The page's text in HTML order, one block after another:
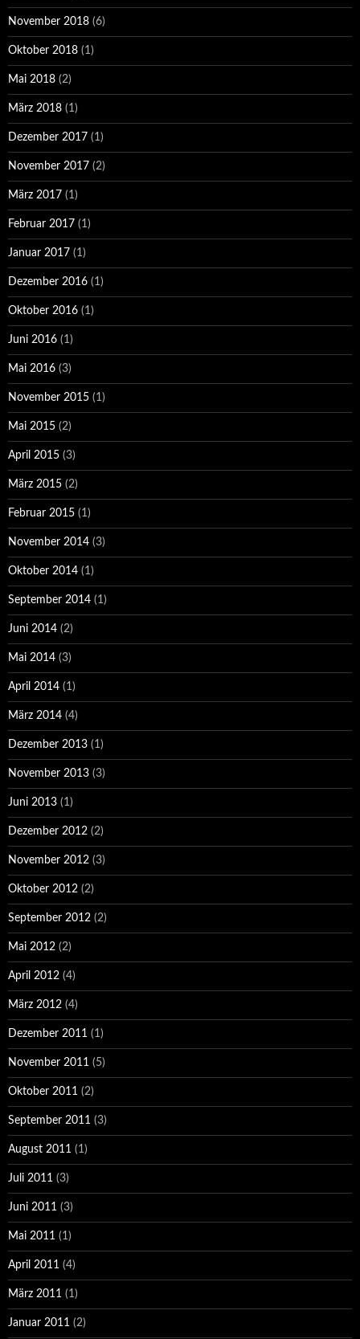
November 2018 (6)
Oktober 2018 (1)
Mai 2018 (2)
März 2018 (1)
Dezember 2017 (1)
November 2017 (2)
März 2017 (1)
Februar 2017 (1)
Januar 2017 (1)
Dezember 2016 (1)
Oktober 2016 (1)
Juni 2016 (1)
Mai 2016 (3)
November 2015 (1)
Mai 2015 (2)
April 2015 (3)
März 2015 (2)
Februar 2015 (1)
November 2014 (3)
Oktober 2014 (1)
September 2014 (1)
Juni 2014 (2)
Mai 2014 (3)
April 2014 (1)
März 2014 (4)
Dezember 2013 (1)
November 2013 (3)
Juni 2013 (1)
Dezember 2012 (2)
November 2012 (3)
Oktober 2012 (2)
September 2012 (2)
Mai 2012 (2)
April 2012 (4)
März 2012 (4)
Dezember 2011 (1)
November 2011 (5)
Oktober 2011 (2)
September 2011 (3)
August 2011 (1)
Juli 2011 (3)
Juni 2011 (3)
Mai 2011 (1)
April 2011 (4)
März 2011 (1)
Januar 2011 (2)